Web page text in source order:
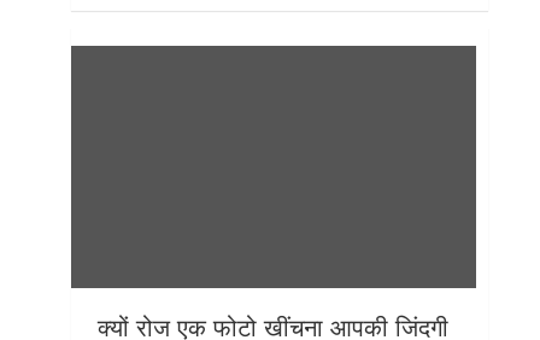
क्यों रोज एक फोटो खींचना आपकी जिंदगी